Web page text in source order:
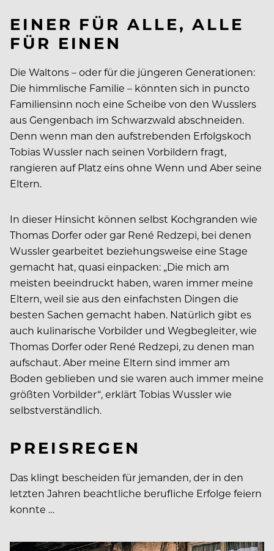
EINER FÜR ALLE, ALLE
FÜR EINEN
Die Waltons – oder für die jüngeren Generationen:
Die himmlische Familie – könnten sich in puncto
Familiensinn noch eine Scheibe von den Wusslers
aus Gengenbach im Schwarzwald abschneiden.
Denn wenn man den aufstrebenden Erfolgskoch
Tobias Wussler nach seinen Vorbildern fragt,
rangieren auf Platz eins ohne Wenn und Aber seine
Eltern.
In dieser Hinsicht können selbst Kochgranden wie
Thomas Dorfer oder gar René Redzepi, bei denen
Wussler gearbeitet beziehungsweise eine Stage
gemacht hat, quasi einpacken: „Die mich am
meisten beeindruckt haben, waren immer meine
Eltern, weil sie aus den einfachsten Dingen die
besten Sachen gemacht haben. Natürlich gibt es
auch kulinarische Vorbilder und Wegbegleiter, wie
Thomas Dorfer oder René Redzepi, zu denen man
aufschaut. Aber meine Eltern sind immer am
Boden geblieben und sie waren auch immer meine
größten Vorbilder“, erklärt Tobias Wussler wie
selbstverständlich.
PREISREGEN
Das klingt bescheiden für jemanden, der in den
letzten Jahren beachtliche berufliche Erfolge feiern
konnte …